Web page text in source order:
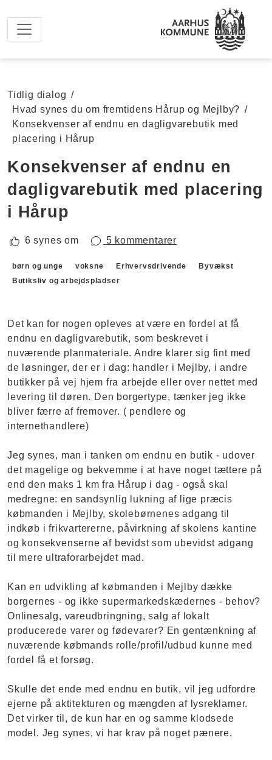
Tidlig dialog /
Hvad synes du om fremtidens Hårup og Mejlby? /
Konsekvenser af endnu en dagligvarebutik med
placering i Hårup
Konsekvenser af endnu en
dagligvarebutik med placering
i Hårup
6 synes om 5 kommentarer
Forslagskategorier
børn og unge voksne Erhvervsdrivende
Byvækst
Butiksliv og arbejdspladser
Det kan for nogen opleves at være en fordel at få
endnu en dagligvarebutik, som beskrevet i
nuværende planmateriale. Andre klarer sig fint med
de løsninger, der er i dag: handler i Mejlby, i andre
butikker på vej hjem fra arbejde eller over nettet med
levering til døren. Den borgertype, tænker jeg ikke
bliver færre af fremover. ( pendlere og
internethandlere)
Jeg synes, man i tanken om endnu en butik - udover
det magelige og bekvemme i at have noget tættere på
end den maks 1 km fra Hårup i dag - også skal
medregne: en sandsynlig lukning af lige præcis
købmanden i Mejlby, skolebørnenes adgang til
indkøb i frikvartererne, påvirkning af skolens kantine
og konsekvenserne af bevidst som ubevidst adgang
til mere ultraforarbejdet mad.
Kan en udvikling af købmanden i Mejlby dække
borgernes - og ikke supermarkedskædernes - behov?
Onlinesalg, vareudbringning, salg af lokalt
producerede varer og fødevarer? En gentænkning af
nuværende købmands rolle/profil/udbud kunne med
fordel få et forsøg.
Skulle det ende med endnu en butik, vil jeg udfordre
ejerne på aktitekturen og mængden af lysreklamer.
Det virker til, de kun har en og samme klodsede
model. Jeg synes, vi har krav på noget pænere.